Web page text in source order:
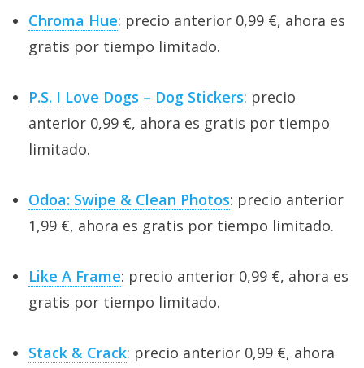
Chroma Hue: precio anterior 0,99 €, ahora es
gratis por tiempo limitado.
P.S. I Love Dogs – Dog Stickers: precio
anterior 0,99 €, ahora es gratis por tiempo
limitado.
Odoa: Swipe & Clean Photos: precio anterior
1,99 €, ahora es gratis por tiempo limitado.
Like A Frame: precio anterior 0,99 €, ahora es
gratis por tiempo limitado.
Stack & Crack: precio anterior 0,99 €, ahora